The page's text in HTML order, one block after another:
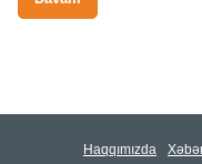
Haqqımızda